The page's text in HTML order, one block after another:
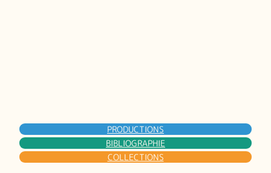
PRODUCTIONS
BIBLIOGRAPHIE
COLLECTIONS